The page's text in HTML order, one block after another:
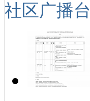
社区广播台